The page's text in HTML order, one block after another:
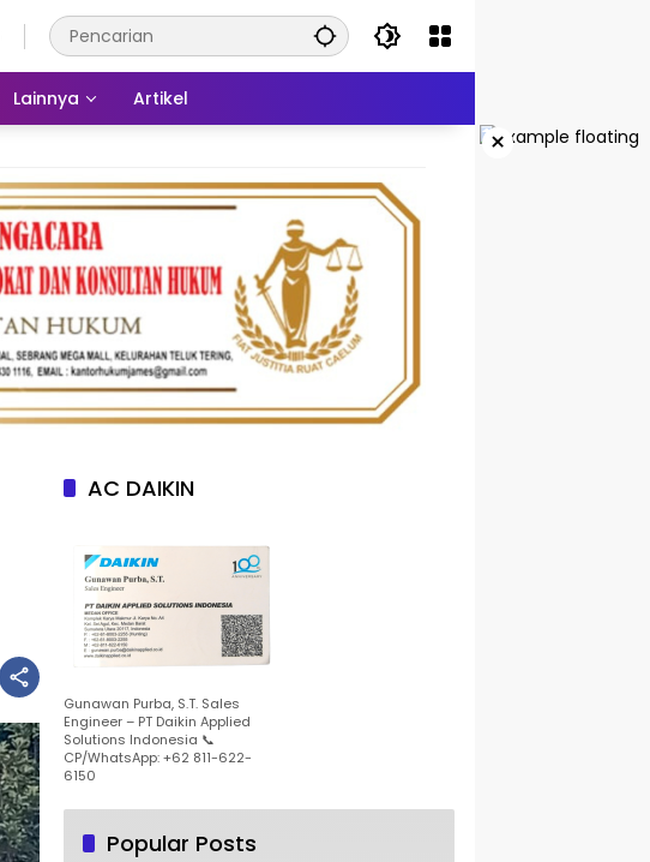
Lainnya Artikel
×
AC DAIKIN
Gunawan Purba, S.T. Sales
Engineer – PT Daikin Applied
Solutions Indonesia 📞
CP/WhatsApp: +62 811-622-
6150
Popular Posts